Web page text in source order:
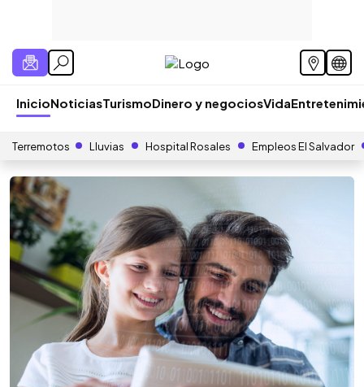
InicioNoticiasTurismoDinero y negociosVida
Terremotos Lluvias Hospital Rosales Empleos El Salvador